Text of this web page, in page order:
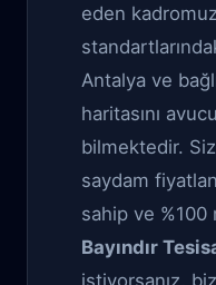
eden
Antalya ve
haritasını
bilmektedir.
saydam
sahip ve
Bayındır
istiyorsanız,